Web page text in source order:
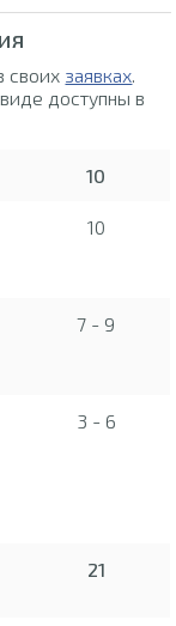
своих заявках.
доступны в
10
10
7 - 9
3 - 6
21